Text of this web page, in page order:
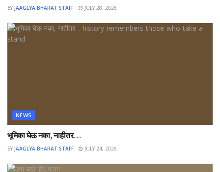
BY JAAGLYA BHARAT STAFF JULY 28, 2026
NEWS
भूमिका घेऊ नका, नाहीतर…
BY JAAGLYA BHARAT STAFF JULY 24, 2026